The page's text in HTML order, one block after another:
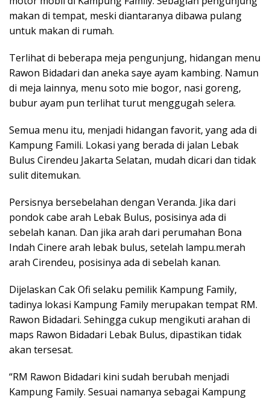
makan di tempat, meski diantaranya dibawa pulang
untuk makan di rumah.
Terlihat di beberapa meja pengunjung, hidangan menu
Rawon Bidadari dan aneka saye ayam kambing. Namun
di meja lainnya, menu soto mie bogor, nasi goreng,
bubur ayam pun terlihat turut menggugah selera.
Semua menu itu, menjadi hidangan favorit, yang ada di
Kampung Famili. Lokasi yang berada di jalan Lebak
Bulus Cirendeu Jakarta Selatan, mudah dicari dan tidak
sulit ditemukan.
Persisnya bersebelahan dengan Veranda. Jika dari
pondok cabe arah Lebak Bulus, posisinya ada di
sebelah kanan. Dan jika arah dari perumahan Bona
Indah Cinere arah lebak bulus, setelah lampu.merah
arah Cirendeu, posisinya ada di sebelah kanan.
Dijelaskan Cak Ofi selaku pemilik Kampung Family,
tadinya lokasi Kampung Family merupakan tempat RM.
Rawon Bidadari. Sehingga cukup mengikuti arahan di
maps Rawon Bidadari Lebak Bulus, dipastikan tidak
akan tersesat.
“RM Rawon Bidadari kini sudah berubah menjadi
Kampung Family. Sesuai namanya sebagai Kampung